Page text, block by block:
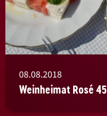
08.08.2018
Weinheimat Rosé 45